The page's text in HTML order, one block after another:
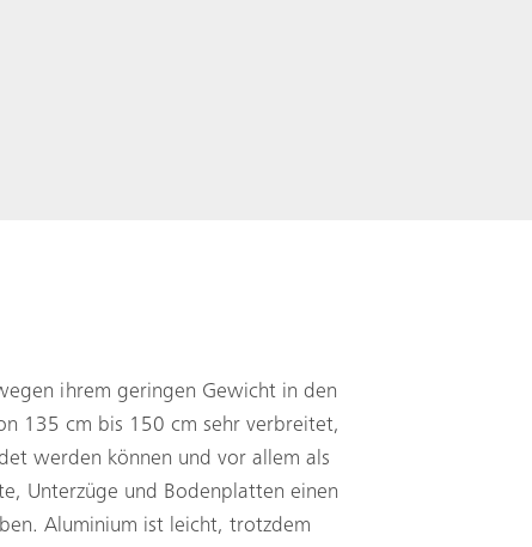
ihrem geringen Gewicht in den
135 cm bis 150 cm sehr verbreitet,
werden können und vor allem als
Unterzüge und Bodenplatten einen
Aluminium ist leicht, trotzdem